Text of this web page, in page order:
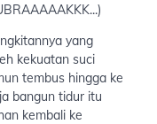
yang
kekuatan suci
tembus hingga ke
bangun tidur itu
kembali ke